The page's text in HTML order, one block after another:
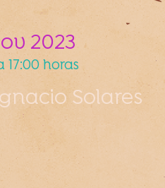
2023
17:00 horas
Solares